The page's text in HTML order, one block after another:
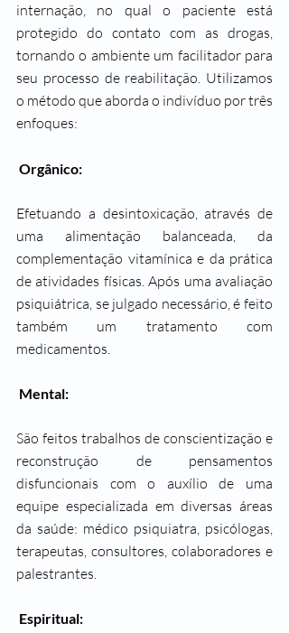
internação, no qual o paciente está
protegido do contato com as drogas,
tornando o ambiente um facilitador para
seu processo de reabilitação. Utilizamos
o método que aborda o indivíduo por três
enfoques:
Orgânico:
Efetuando a desintoxicação, através de
uma alimentação balanceada, da
complementação vitamínica e da prática
de atividades físicas. Após uma avaliação
psiquiátrica, se julgado necessário, é feito
também um tratamento com
medicamentos.
Mental:
São feitos trabalhos de conscientização e
reconstrução de pensamentos
disfuncionais com o auxílio de uma
equipe especializada em diversas áreas
da saúde: médico psiquiatra, psicólogas,
terapeutas, consultores, colaboradores e
palestrantes.
Espiritual: